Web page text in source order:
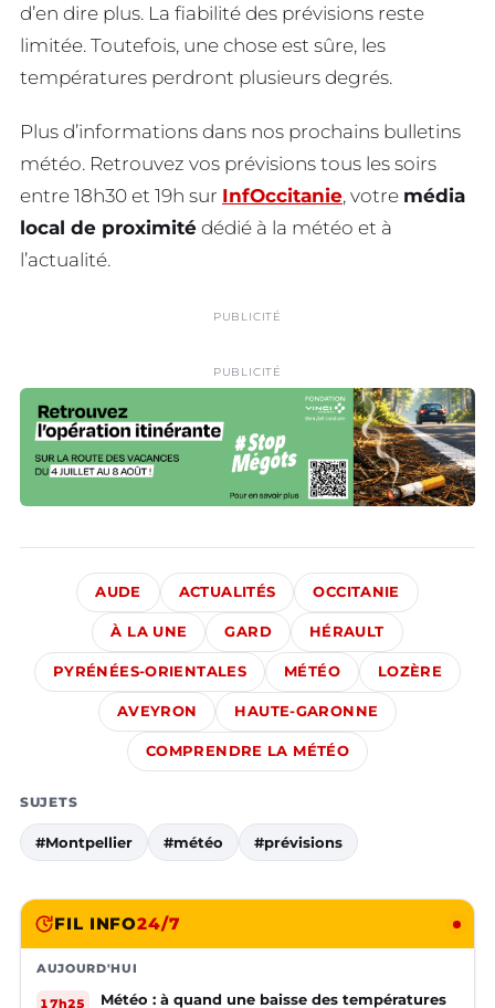
d’en dire plus. La fiabilité des prévisions reste
limitée. Toutefois, une chose est sûre, les
températures perdront plusieurs degrés.
Plus d’informations dans nos prochains bulletins
météo. Retrouvez vos prévisions tous les soirs
entre 18h30 et 19h sur InfOccitanie, votre média
local de proximité dédié à la météo et à
l’actualité.
PUBLICITÉ
PUBLICITÉ
AUDE ACTUALITÉS OCCITANIE
À LA UNE GARD HÉRAULT
PYRÉNÉES-ORIENTALES MÉTÉO LOZÈRE
AVEYRON HAUTE-GARONNE
COMPRENDRE LA MÉTÉO
SUJETS
#Montpellier #météo #prévisions
FIL INFO24/7
AUJOURD'HUI
17h25 Météo : à quand une baisse des températures